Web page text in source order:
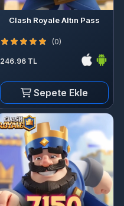
Clash Royale Altın Pass
(0)
246.96 TL
Sepete Ekle